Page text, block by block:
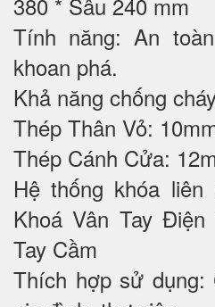
Tính năng: An
khoan phá.
Khả năng chống
Thép Thân Vỏ:
Thép Cánh Cửa:
Hệ thống khóa liên
Khoá Vân Tay
Tay Cầm
Thích hợp sử dụng: